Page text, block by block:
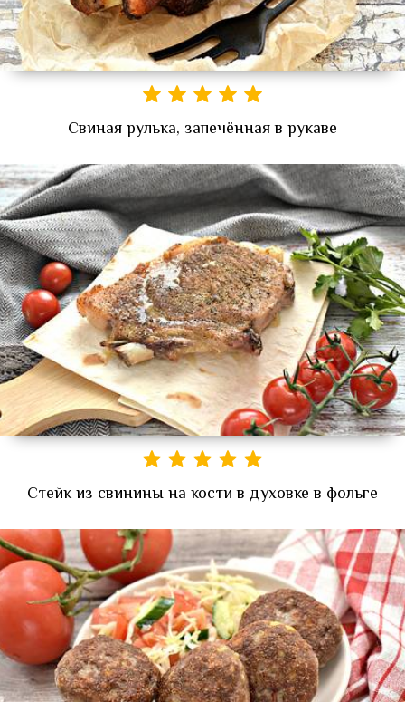
Свиная рулька, запечённая в рукаве
Стейк из свинины на кости в духовке в фольге